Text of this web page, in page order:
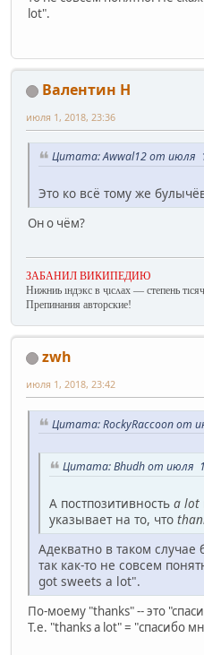
lot".
Валентин Н
июля 1, 2018, 23:36
Цитата: Awwal12 от июля
Это ко всё тому же
Он о чём?
ЗАБАНИЛ ВИКИПЕДИЮ
Нижниь ıндэкс в ҷıсʌах — степень
Препинания авторские!
zwh
июля 1, 2018, 23:42
Цитата: RockyRaccoon от
Цитата: Bhudh от июля
А постпозитивность a lot
указывает на то, что
Адекватно в таком
так как-то не совсем
got sweets a lot".
По-моему "thanks" -- это
Т.е. "thanks a lot" = "спасибо